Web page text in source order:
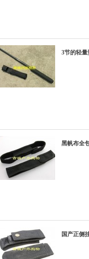
3节的轻
黑帆布全
国产正侧